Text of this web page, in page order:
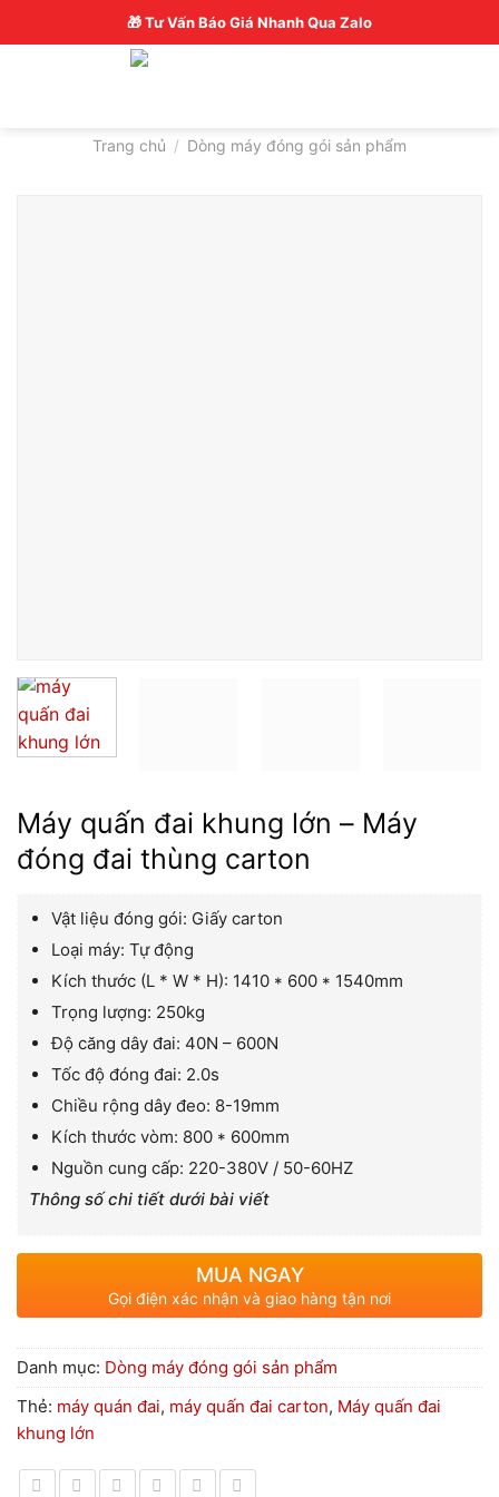
to
Hotline: 0326770772
Trang chủ / Dòng máy đóng gói sản phẩm
Máy quấn đai khung lớn – Máy
đóng đai thùng carton
Vật liệu đóng gói: Giấy carton
Loại máy: Tự động
Kích thước (L * W * H): 1410 * 600 * 1540mm
Trọng lượng: 250kg
Độ căng dây đai: 40N – 600N
Tốc độ đóng đai: 2.0s
Chiều rộng dây đeo: 8-19mm
Kích thước vòm: 800 * 600mm
Nguồn cung cấp: 220-380V / 50-60HZ
Thông số chi tiết dưới bài viết
MUA NGAY
Gọi điện xác nhận và giao hàng tận nơi
Danh mục: Dòng máy đóng gói sản phẩm
Thẻ: máy quán đai, máy quấn đai carton, Máy quấn đai
khung lớn
🎁 Tư Vấn Báo Giá Nhanh Qua Zalo